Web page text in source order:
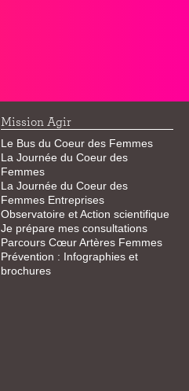
Mission Agir
Le Bus du Coeur des Femmes
La Journée du Coeur des
Femmes
La Journée du Coeur des
Femmes Entreprises
Observatoire et Action scientifique
Je prépare mes consultations
Parcours Cœur Artères Femmes
Prévention : Infographies et
brochures